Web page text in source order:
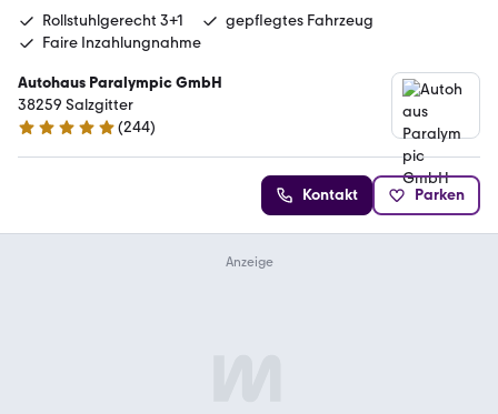
Rollstuhlgerecht 3+1
gepflegtes Fahrzeug
Faire Inzahlungnahme
Autohaus Paralympic GmbH
38259 Salzgitter
5 Sterne
(244)
Kontakt Parken